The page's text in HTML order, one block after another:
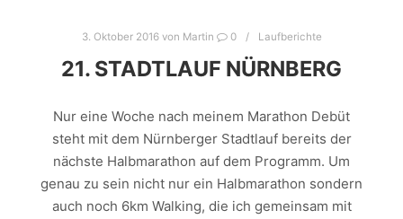
3. Oktober 2016von Martin 0 Laufberichte
21. STADTLAUF NÜRNBERG
Nur eine Woche nach meinem Marathon Debüt
steht mit dem Nürnberger Stadtlauf bereits der
nächste Halbmarathon auf dem Programm. Um
genau zu sein nicht nur ein Halbmarathon sondern
auch noch 6km Walking, die ich gemeinsam mit